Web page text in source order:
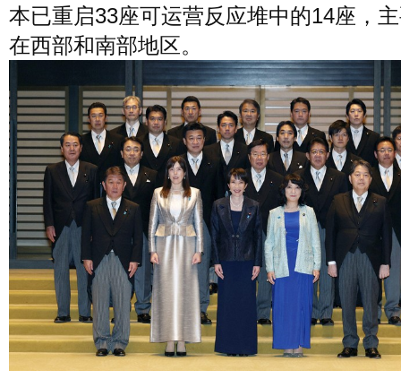
本已重启33座可运营反应堆中的14座，
在西部和南部地区。